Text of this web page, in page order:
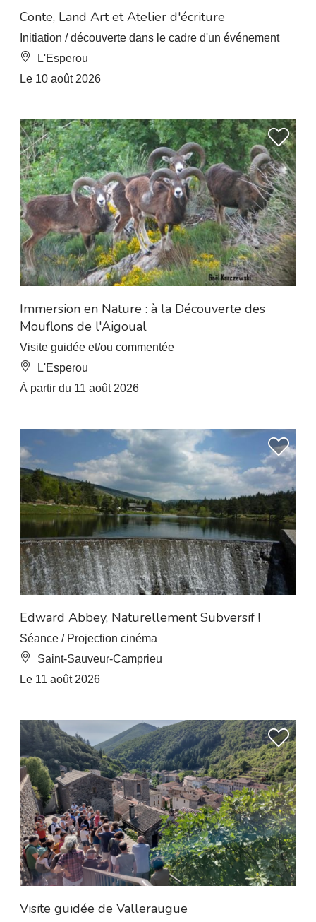
Conte, Land Art et Atelier d'écriture
Initiation / découverte dans le cadre d'un événement
L'Esperou
Le 10 août 2026
Immersion en Nature : à la Découverte des
Mouflons de l'Aigoual
Visite guidée et/ou commentée
L'Esperou
À partir du 11 août 2026
Edward Abbey, Naturellement Subversif !
Séance / Projection cinéma
Saint-Sauveur-Camprieu
Le 11 août 2026
Visite guidée de Valleraugue